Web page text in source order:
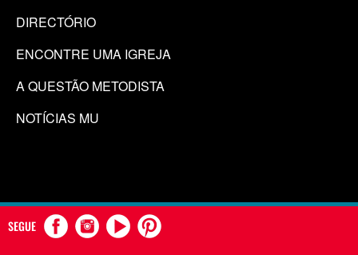
DIRECTÓRIO
ENCONTRE UMA IGREJA
A QUESTÃO METODISTA
NOTÍCIAS MU
SEGUE